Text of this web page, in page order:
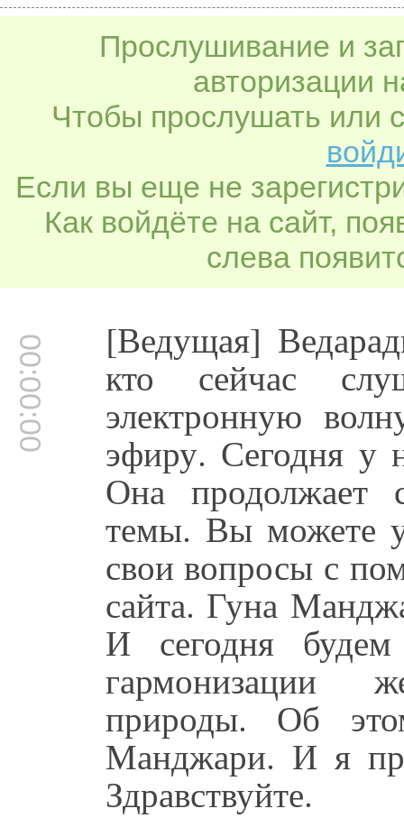
Прослушивание и
авторизации
Чтобы прослушать или
Если вы еще не
Как войдёте на сайт,
слева
00:00:00 [Ведущая]
кто сейчас
электронную
эфиру. Сегодня у
Она продолжает
темы. Вы можете
свои вопросы с
сайта. Гуна
И сегодня
гармонизации
природы. Об
Манджари. И я
Здравствуйте.